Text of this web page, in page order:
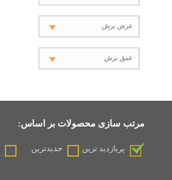
عرض برش
عمق برش
مرتب سازی محصولات بر اساس:
پربازدید ترین جدیدترین